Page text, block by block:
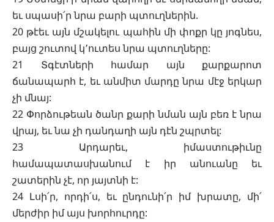
եւ սպասի՛ր նրա բարի պտուղներին.
20 թէեւ այն մշակելու պահին մի փոքր կը յոգնես,
բայց շուտով կ՚ուտես նրա պտուղները:
21 Տգէտների համար այն քարքարոտ
ճանապարհ է, եւ անմիտ մարդը նրա մէջ երկար
չի մնայ:
22 Փորձութեան ծանր քարի նման այն բեռ է նրա
վրայ, եւ նա չի դանդաղի այն դէն շպրտել:
23 Արդարեւ, իմաստութիւնը
համապատասխանում է իր անուանը եւ
շատերին չէ, որ յայտնի է:
24 Լսի՛ր, որդի՛ս, եւ ընդունի՛ր իմ խրատը, մի՛
մերժիր իմ այս խորհուրդը: